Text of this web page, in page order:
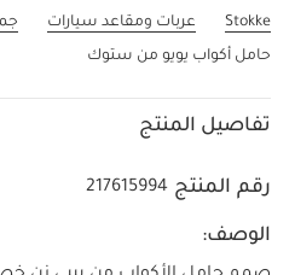
Stokke عربات ومقاعد سيارات
حامل أكواب يويو من ستوك
تفاصيل المنتج
رقم المنتج 217615994
الوصف: